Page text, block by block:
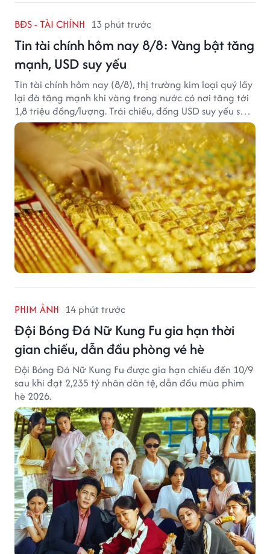
BĐS - TÀI CHÍNH 13 phút trước
Tin tài chính hôm nay 8/8: Vàng bật tăng
mạnh, USD suy yếu
Tin tài chính hôm nay (8/8), thị trường kim loại quý lấy
lại đà tăng mạnh khi vàng trong nước có nơi tăng tới
1,8 triệu đồng/lượng. Trái chiều, đồng USD suy yếu sau
báo cáo việc làm Mỹ kém tích cực.
PHIM ẢNH 14 phút trước
Đội Bóng Đá Nữ Kung Fu gia hạn thời
gian chiếu, dẫn đầu phòng vé hè
Đội Bóng Đá Nữ Kung Fu được gia hạn chiếu đến 10/9
sau khi đạt 2,235 tỷ nhân dân tệ, dẫn đầu mùa phim
hè 2026.